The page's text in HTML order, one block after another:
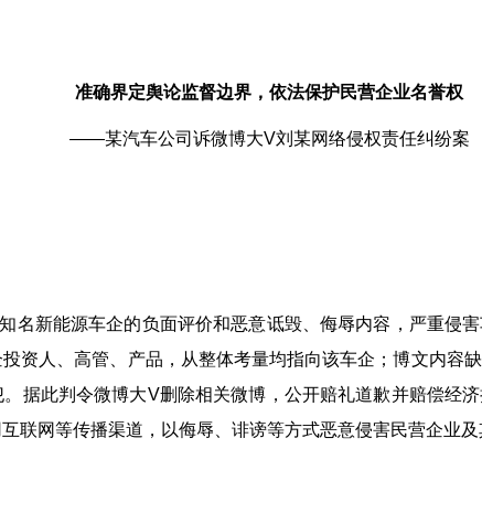
准确界定舆论监督边界，依法保护民营企业名誉权
——某汽车公司诉微博大V刘某网络侵权责任纠纷案
新能源车企的负面评价和恶意诋毁、侮辱内容，严重侵
资人、高管、产品，从整体考量均指向该车企；博文内容
据此判令微博大V删除相关微博，公开赔礼道歉并赔偿经
联网等传播渠道，以侮辱、诽谤等方式恶意侵害民营企业及